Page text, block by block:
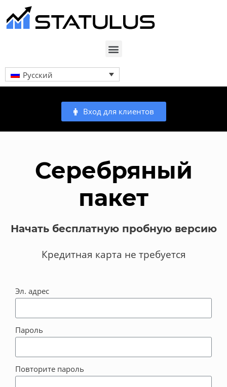
Русский
Вход для клиентов
Серебряный
пакет
Начать бесплатную пробную версию
Кредитная карта не требуется
Эл. адрес
Пароль
Повторите пароль